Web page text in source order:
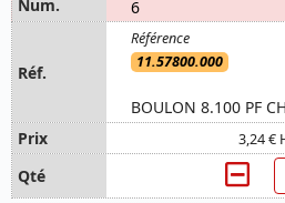
6
11.57800.000
BOULON 8.100 PF
3,24 €